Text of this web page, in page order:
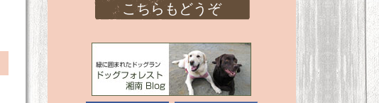
こちらもどうぞ